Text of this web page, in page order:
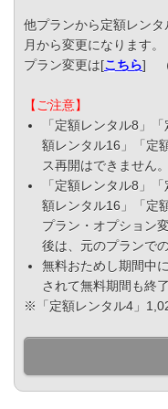
他プランから定額レン
月から変更になります。
プラン変更は[こちら] （
【ご注意】
「定額レンタル8」
額レンタル16」「定
ス再開はできません。
「定額レンタル8」
額レンタル16」「定
プラン・オプション
後は、元のプランで
無料おためし期間中
されて無料期間も終
※「定額レンタル4」